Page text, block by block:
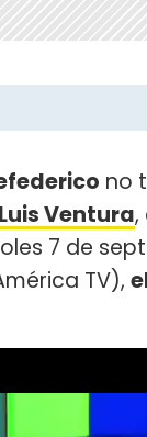
no
Luis Ventura,
7 de
TV),